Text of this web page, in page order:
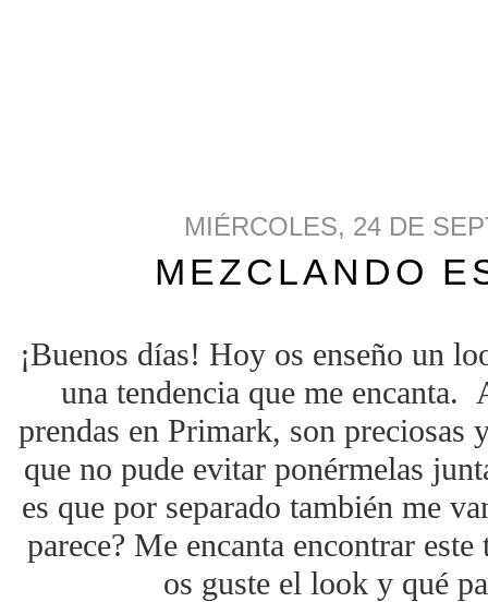
MIÉRCOLES, 24 DE
MEZCLANDO
¡Buenos días! Hoy os enseño un
una tendencia que me encanta.
prendas en Primark, son preciosas
que no pude evitar ponérmelas
es que por separado también me
parece? Me encanta encontrar
os guste el look y qué